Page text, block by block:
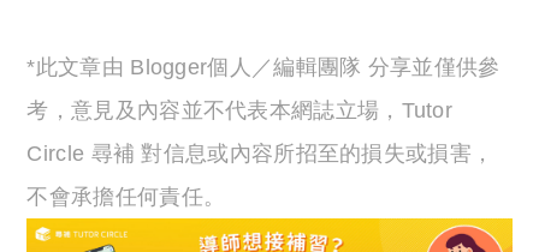
*此文章由 Blogger個人／編輯團隊 分享並僅供參
考，意見及內容並不代表本網誌立場，Tutor
Circle 尋補 對信息或內容所招至的損失或損害，
不會承擔任何責任。